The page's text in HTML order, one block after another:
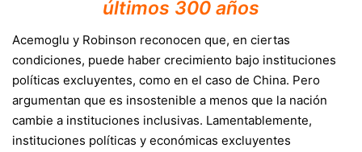
últimos 300 años
Acemoglu y Robinson reconocen que, en ciertas
condiciones, puede haber crecimiento bajo instituciones
políticas excluyentes, como en el caso de China. Pero
argumentan que es insostenible a menos que la nación
cambie a instituciones inclusivas. Lamentablemente,
instituciones políticas y económicas excluyentes